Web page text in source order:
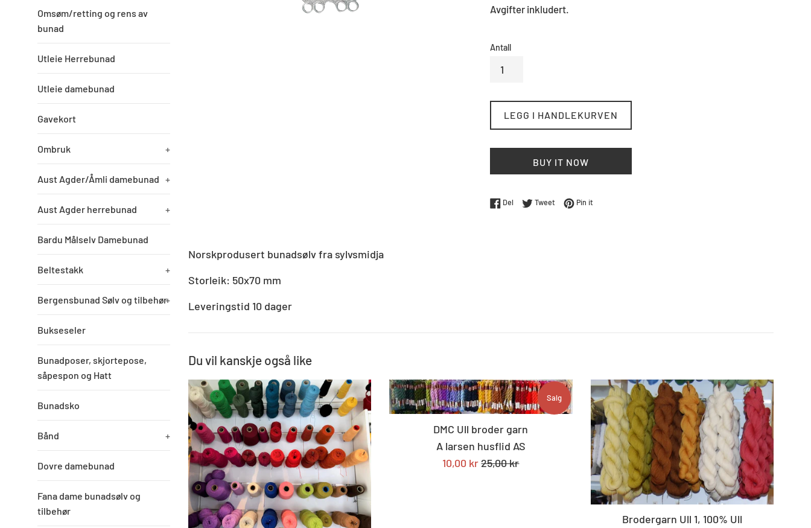
Omsøm/retting og rens av
bunad
Utleie Herrebunad
Utleie damebunad
Gavekort
Ombruk +
Aust Agder/Åmli damebunad +
Aust Agder herrebunad +
Bardu Målselv Damebunad
Beltestakk +
Bergensbunad Sølv og tilbehør+
Bukseseler
Bunadposer, skjortepose,
såpespon og Hatt
Bunadsko
Bånd +
Dovre damebunad
Fana dame bunadsølv og
tilbehør
Avgifter inkludert.
Antall
LEGG I HANDLEKURVEN
BUY IT NOW
Del Del på Facebook
Tweet Tweet på Twitter
Pin it
Norskprodusert bunadsølv fra sylvsmidja
Storleik: 50x70 mm
Leveringstid 10 dager
Du vil kanskje også like
DMC Ull broder garn
A larsen husflid AS
Tilbudspris
10,00 krStandard
25,00 kr
Salg
Brodergarn Ull 1, 100% Ull